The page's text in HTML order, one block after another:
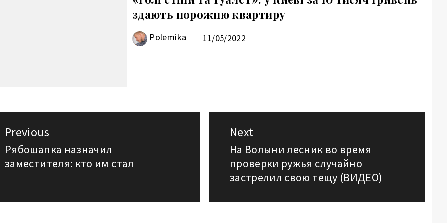
здають порожню квартиру
Polemika 11/05/2022
Previous
Previous
post:
Рябошапка назначил
заместителя: кто им стал
Next
Next
post:
На Волыни лесник во время
проверки ружья случайно
застрелил свою тещу (ВИДЕО)